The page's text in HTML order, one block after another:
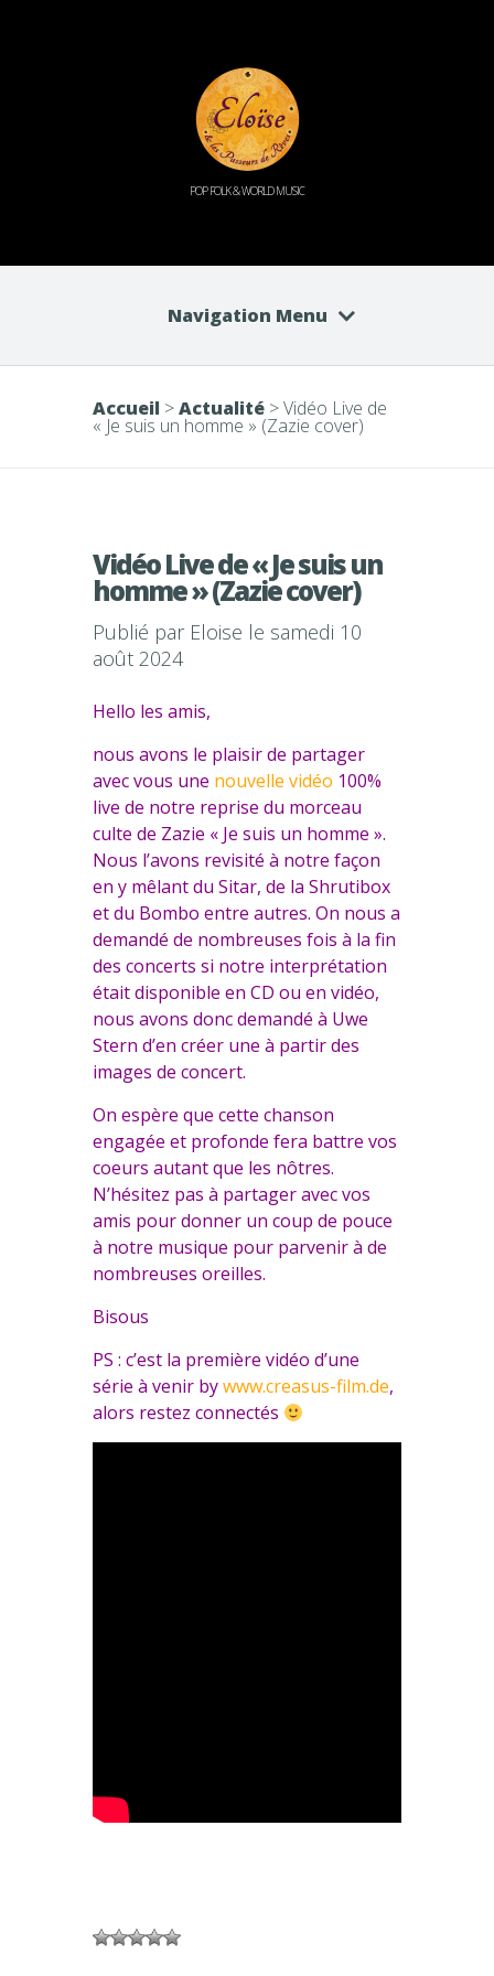
POP FOLK & WORLD MUSIC
Navigation Menu
Accueil >Actualité >Vidéo Live de
« Je suis un homme » (Zazie cover)
Vidéo Live de « Je suis un
homme » (Zazie cover)
Publié par Eloise le samedi 10
août 2024
Hello les amis,
nous avons le plaisir de partager
avec vous une nouvelle vidéo 100%
live de notre reprise du morceau
culte de Zazie « Je suis un homme ».
Nous l’avons revisité à notre façon
en y mêlant du Sitar, de la Shrutibox
et du Bombo entre autres. On nous a
demandé de nombreuses fois à la fin
des concerts si notre interprétation
était disponible en CD ou en vidéo,
nous avons donc demandé à Uwe
Stern d’en créer une à partir des
images de concert.
On espère que cette chanson
engagée et profonde fera battre vos
coeurs autant que les nôtres.
N’hésitez pas à partager avec vos
amis pour donner un coup de pouce
à notre musique pour parvenir à de
nombreuses oreilles.
Bisous
PS : c’est la première vidéo d’une
série à venir bywww.creasus-film.de,
alors restez connectés